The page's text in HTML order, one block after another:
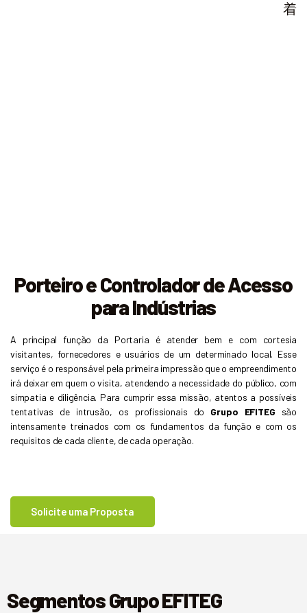
Porteiro e Controlador de Acesso
para Indústrias
A principal função da Portaria é atender bem e com cortesia
visitantes, fornecedores e usuários de um determinado local. Esse
serviço é o responsável pela primeira impressão que o empreendimento
irá deixar em quem o visita, atendendo a necessidade do público, com
simpatia e diligência. Para cumprir essa missão, atentos a possíveis
tentativas de intrusão, os profissionais do Grupo EFITEG são
intensamente treinados com os fundamentos da função e com os
requisitos de cada cliente, de cada operação.
Solicite uma Proposta
Segmentos Grupo EFITEG